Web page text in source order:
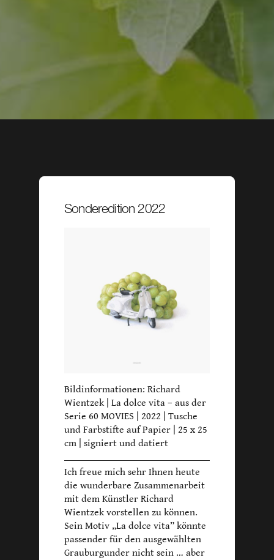
Sonderedition 2022
Bildinformationen: Richard
Wientzek | La dolce vita – aus der
Serie 60 MOVIES | 2022 | Tusche
und Farbstifte auf Papier | 25 x 25
cm | signiert und datiert
Ich freue mich sehr Ihnen heute
die wunderbare Zusammenarbeit
mit dem Künstler Richard
Wientzek vorstellen zu können.
Sein Motiv „La dolce vita” könnte
passender für den ausgewählten
Grauburgunder nicht sein … aber